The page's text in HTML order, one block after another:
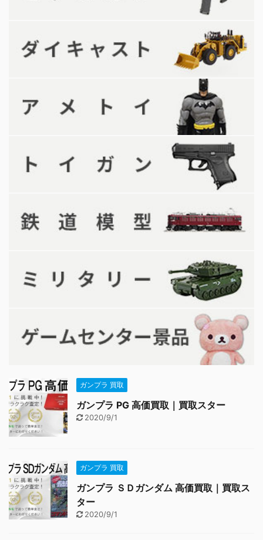
ガンプラ 買取
ガンプラ PG 高価買取｜買取スター
2020/9/1
ガンプラ 買取
ガンプラ ＳＤガンダム 高価買取｜買取ス
ター
2020/9/1